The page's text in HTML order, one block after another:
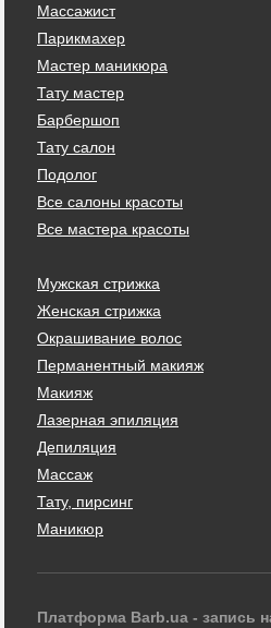
Массажист
Парикмахер
Мастер маникюра
Тату мастер
Барбершоп
Тату салон
Подолог
Все салоны красоты
Все мастера красоты
Мужская стрижка
Женская стрижка
Окрашивание волос
Перманентный макияж
Макияж
Лазерная эпиляция
Депиляция
Массаж
Тату, пирсинг
Маникюр
Платформа Barb.ua - запись